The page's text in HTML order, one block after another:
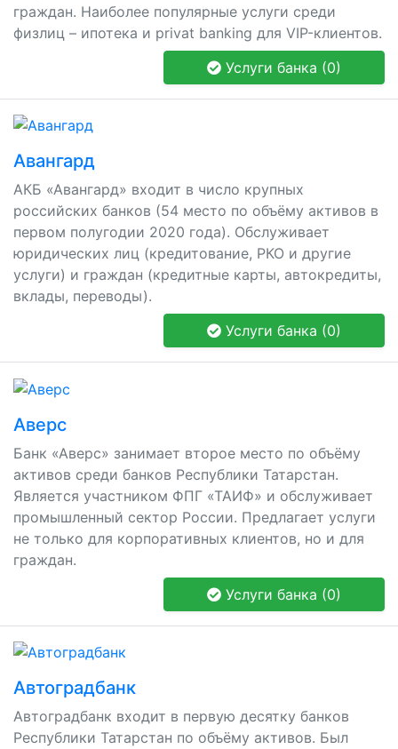
граждан. Наиболее популярные услуги среди
физлиц – ипотека и privat banking для VIP-клиентов.
Услуги банка (0)
Авангард
АКБ «Авангард» входит в число крупных
российских банков (54 место по объёму активов в
первом полугодии 2020 года). Обслуживает
юридических лиц (кредитование, РКО и другие
услуги) и граждан (кредитные карты, автокредиты,
вклады, переводы).
Услуги банка (0)
Аверс
Банк «Аверс» занимает второе место по объёму
активов среди банков Республики Татарстан.
Является участником ФПГ «ТАИФ» и обслуживает
промышленный сектор России. Предлагает услуги
не только для корпоративных клиентов, но и для
граждан.
Услуги банка (0)
Автоградбанк
Автоградбанк входит в первую десятку банков
Республики Татарстан по объёму активов. Был